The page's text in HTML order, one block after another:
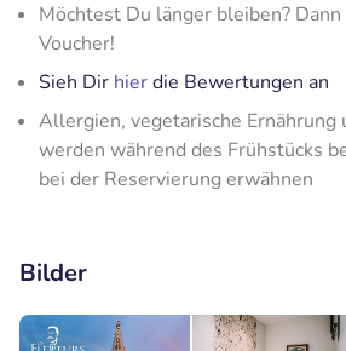
Möchtest Du länger bleiben?
Voucher!
Sieh Dir hierdie Bewertungen an
Allergien, vegetarische Ernährung
werden während des Frühstücks
bei der Reservierung erwähnen
Bilder